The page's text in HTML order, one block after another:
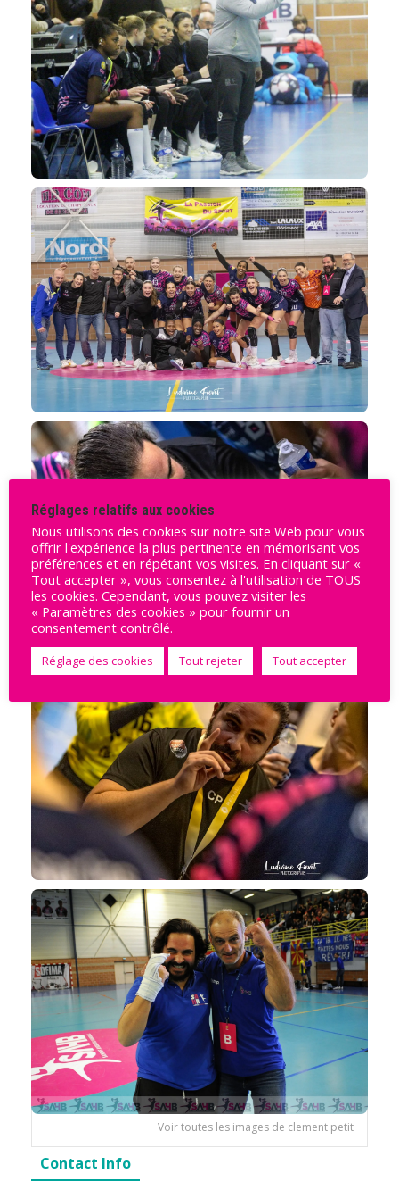
Voir toutes les images de clement petit
Contact Info
Réglages relatifs aux cookies
Nous utilisons des cookies sur notre site Web pour vous
offrir l'expérience la plus pertinente en mémorisant vos
préférences et en répétant vos visites. En cliquant sur «
Tout accepter », vous consentez à l'utilisation de TOUS
les cookies. Cependant, vous pouvez visiter les
« Paramètres des cookies » pour fournir un
consentement contrôlé.
Réglage des cookies Tout rejeter Tout accepter